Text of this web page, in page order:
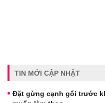
TIN MỚI CẬP NHẬT
Đặt gừng cạnh gối trước